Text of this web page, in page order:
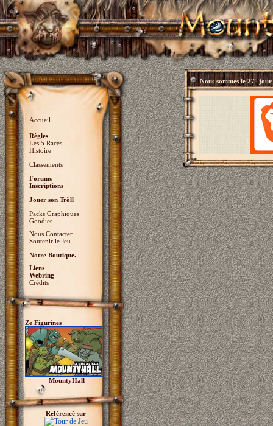
Accueil
Règles
Les 5 Races
Histoire
Classements
Forums
Inscriptions
Jouer son Trõll
Packs Graphiques
Goodies
Nous Contacter
Soutenir le Jeu.
Notre Boutique.
Liens
Webring
Crédits
Ze Figurines
MountyHall
Référencé sur
Nous sommes le27° jour